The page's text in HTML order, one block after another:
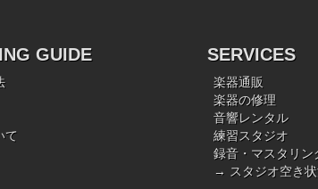
GUIDE
て
SERVICES
楽器通販
楽器の修理
音響レンタル
練習スタジオ
録音・マスタリン
→ スタジオ空き